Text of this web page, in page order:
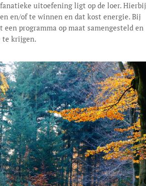
uitoefening ligt op de loer. Hierbij
en/of te winnen en dat kost energie. Bij
programma op maat samengesteld en
te krijgen.